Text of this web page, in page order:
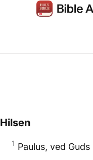
Hilsen
1 Paulus, ved